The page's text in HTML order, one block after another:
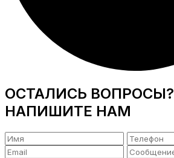
ОСТАЛИСЬ ВОПРОСЫ?
НАПИШИТЕ НАМ